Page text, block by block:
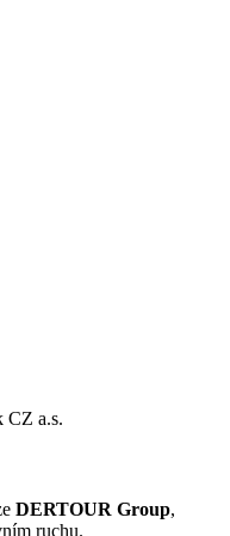
CZ a.s.
DERTOUR Group,
ruchu.